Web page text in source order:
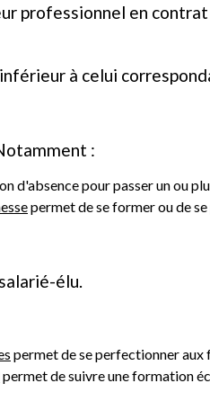
professionnel en
à celui
:
d'absence pour passer un ou
permet de se former ou de
élu.
permet de se perfectionner
permet de suivre une formation